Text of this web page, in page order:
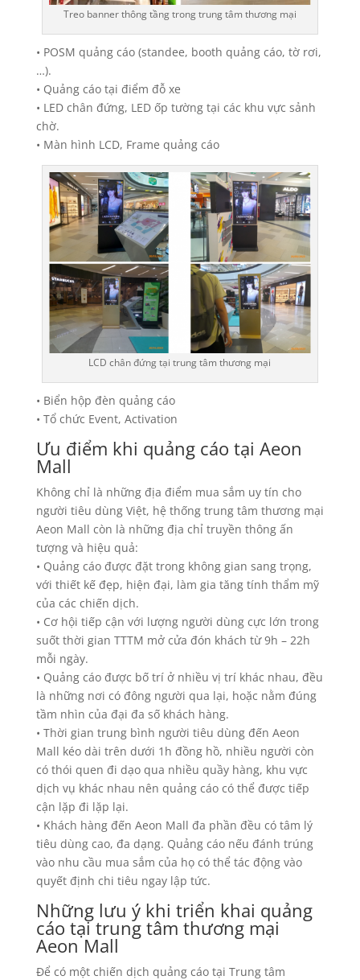
Treo banner thông tầng trong trung tâm thương mại
• POSM quảng cáo (standee, booth quảng cáo, tờ rơi,
…).
• Quảng cáo tại điểm đỗ xe
• LED chân đứng, LED ốp tường tại các khu vực sảnh
chờ.
• Màn hình LCD, Frame quảng cáo
LCD chân đứng tại trung tâm thương mại
• Biển hộp đèn quảng cáo
• Tổ chức Event, Activation
Ưu điểm khi quảng cáo tại Aeon
Mall
Không chỉ là những địa điểm mua sắm uy tín cho
người tiêu dùng Việt, hệ thống trung tâm thương mại
Aeon Mall còn là những địa chỉ truyền thông ấn
tượng và hiệu quả:
• Quảng cáo được đặt trong không gian sang trọng,
với thiết kế đẹp, hiện đại, làm gia tăng tính thẩm mỹ
của các chiến dịch.
• Cơ hội tiếp cận với lượng người dùng cực lớn trong
suốt thời gian TTTM mở cửa đón khách từ 9h – 22h
mỗi ngày.
• Quảng cáo được bố trí ở nhiều vị trí khác nhau, đều
là những nơi có đông người qua lại, hoặc nằm đúng
tầm nhìn của đại đa số khách hàng.
• Thời gian trung bình người tiêu dùng đến Aeon
Mall kéo dài trên dưới 1h đồng hồ, nhiều người còn
có thói quen đi dạo qua nhiều quầy hàng, khu vực
dịch vụ khác nhau nên quảng cáo có thể được tiếp
cận lặp đi lặp lại.
• Khách hàng đến Aeon Mall đa phần đều có tâm lý
tiêu dùng cao, đa dạng. Quảng cáo nếu đánh trúng
vào nhu cầu mua sắm của họ có thể tác động vào
quyết định chi tiêu ngay lập tức.
Những lưu ý khi triển khai quảng
cáo tại trung tâm thương mại
Aeon Mall
Để có một chiến dịch quảng cáo tại Trung tâm